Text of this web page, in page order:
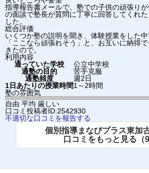
指導報告書メールで、塾での子供の頑張り
の面談で塾長が質問に丁寧に回答してくれ
した。
総合評価
いくつか塾の説明を聞き、体験授業をした
「ここなら頑張れそう」と、お互いに納得
きたので。
利用内容
通っていた学校
公立中学校
通塾の目的
苦手克服
通塾頻度
週2日
1日あたりの授業時間1～2時間
塾の雰囲気
自由 平均 厳しい
口コミ投稿者ID:2542930
不適切な口コミを報告する
個別指導まなびプラス東加
口コミをもっと見る（9